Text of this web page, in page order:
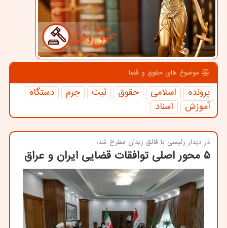
موضوع های حقوق و قضا
پرونده اسلامی حقوق ثبت جرم
دستگاه
آموزش
اسناد
در دیدار رئیسی با فائق زیدان مطرح شد؛
۵ محور اصلی توافقات قضایی ایران و عراق